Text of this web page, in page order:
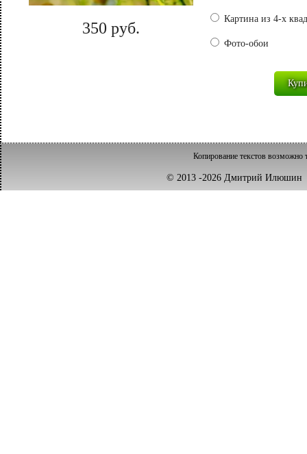
350 руб.
Картина из 4-х
Фото-обои
Копирование текстов возможно
© 2013 -2026 Дмитрий